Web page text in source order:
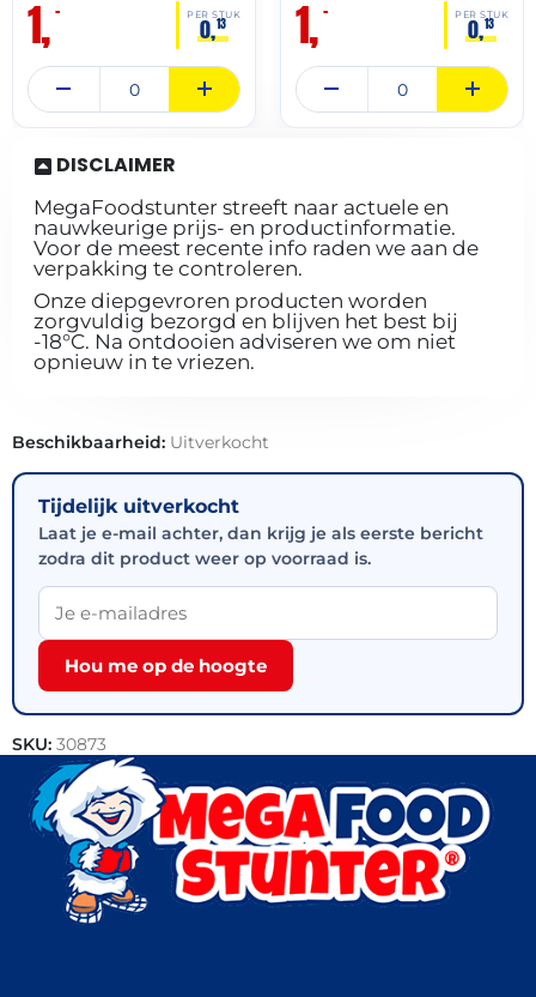
1,– PER STUK
0,13 1,– PER STUK
0,13
DISCLAIMER
MegaFoodstunter streeft naar actuele en
nauwkeurige prijs- en productinformatie.
Voor de meest recente info raden we aan de
verpakking te controleren.
Onze diepgevroren producten worden
zorgvuldig bezorgd en blijven het best bij
-18°C. Na ontdooien adviseren we om niet
opnieuw in te vriezen.
Beschikbaarheid: Uitverkocht
Tijdelijk uitverkocht
Laat je e-mail achter, dan krijg je als eerste bericht
zodra dit product weer op voorraad is.
Hou me op de hoogte
SKU: 30873
Categorie: Outlet